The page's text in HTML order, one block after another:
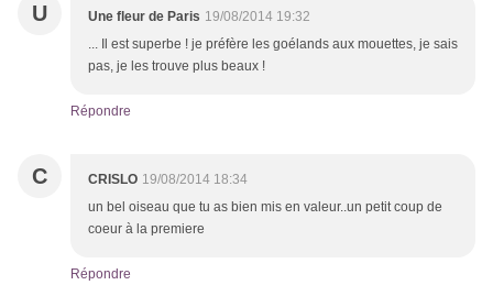
U Une fleur de Paris 19/08/2014 19:32
... Il est superbe ! je préfère les goélands aux mouettes, je sais
pas, je les trouve plus beaux !
Répondre
C CRISLO 19/08/2014 18:34
un bel oiseau que tu as bien mis en valeur..un petit coup de
coeur à la premiere
Répondre